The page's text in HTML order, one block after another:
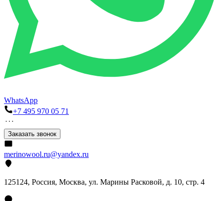
WhatsApp
+7 495 970 05 71
Заказать звонок
merinowool.ru@yandex.ru
125124, Россия, Москва, ул. Марины Расковой, д. 10, стр. 4